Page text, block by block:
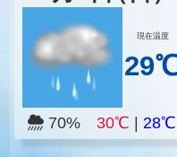
現在温度
70% 30℃ 28℃